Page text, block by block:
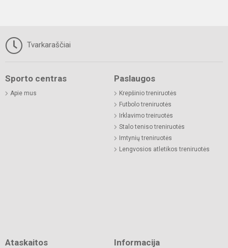
Tvarkaraščiai
Sporto centras
Apie mus
Paslaugos
Krepšinio treniruotės
Futbolo treniruotės
Irklavimo treiruotės
Stalo teniso treniruotės
Imtynių treniruotės
Lengvosios atletikos treniruotės
Ataskaitos Informacija